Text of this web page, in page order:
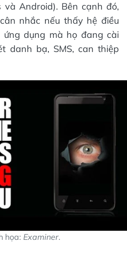
Android). Bên cạnh đó,
nhắc nếu thấy hệ điều
dụng mà họ đang cài
danh bạ, SMS, can thiệp
họa: Examiner.